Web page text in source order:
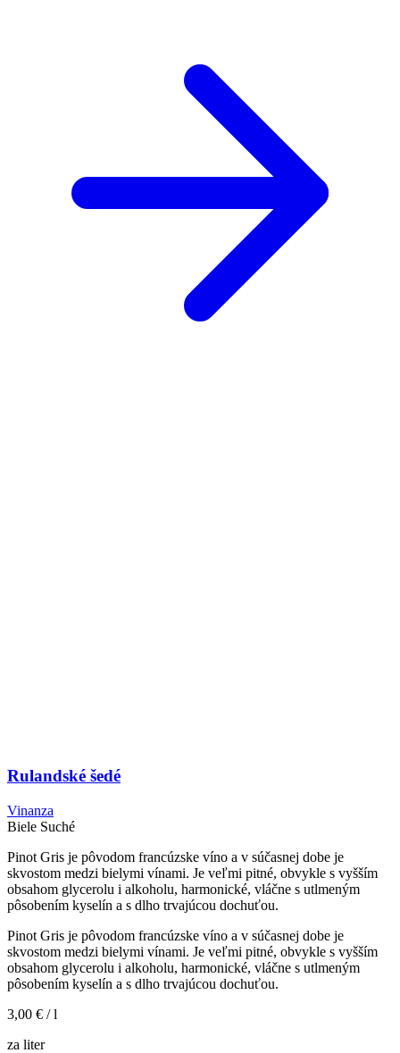
Rulandské šedé
Vinanza
Biele Suché
Pinot Gris je pôvodom francúzske víno a v súčasnej dobe je
skvostom medzi bielymi vínami. Je veľmi pitné, obvykle s vyšším
obsahom glycerolu i alkoholu, harmonické, vláčne s utlmeným
pôsobením kyselín a s dlho trvajúcou dochuťou.
Pinot Gris je pôvodom francúzske víno a v súčasnej dobe je
skvostom medzi bielymi vínami. Je veľmi pitné, obvykle s vyšším
obsahom glycerolu i alkoholu, harmonické, vláčne s utlmeným
pôsobením kyselín a s dlho trvajúcou dochuťou.
3,00 € / l
za liter